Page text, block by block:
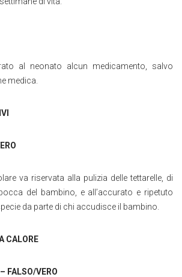
al neonato alcun medicamento, salvo
medica.
va riservata alla pulizia delle tettarelle, di
del bambino, e all’accurato e ripetuto
da parte di chi accudisce il bambino.
CALORE
FALSO/VERO